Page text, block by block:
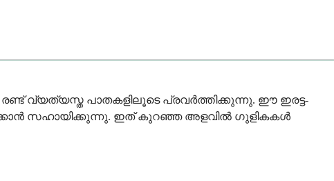
വ്യത്യസ്ത പാതകളിലൂടെ പ്രവർത്തിക്കുന്നു. ഈ ഇരട്ട-
സഹായിക്കുന്നു. ഇത് കുറഞ്ഞ അളവിൽ ഗുളികകൾ